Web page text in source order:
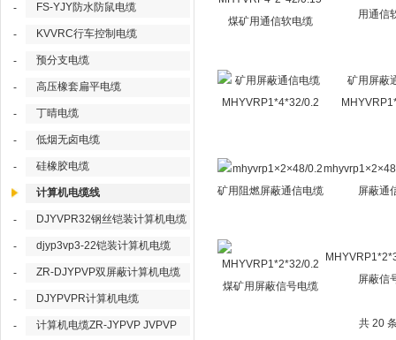
- FS-YJY防水防鼠电缆
- KVVRC行车控制电缆
- 预分支电缆
- 高压橡套扁平电缆
- 丁晴电缆
- 低烟无卤电缆
- 硅橡胶电缆
计算机电缆线
- DJYVPR32钢丝铠装计算机电缆
- djyp3vp3-22铠装计算机电缆
- ZR-DJYPVP双屏蔽计算机电缆
- DJYPVPR计算机电缆
- 计算机电缆ZR-JYPVP JVPVP
用通信
矿用屏蔽
屏蔽通
屏蔽信
共 20